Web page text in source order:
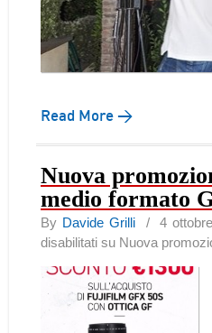
Read More →
Nuova
medio formato
By Davide Grilli/ 4
disabilitati su Nuova